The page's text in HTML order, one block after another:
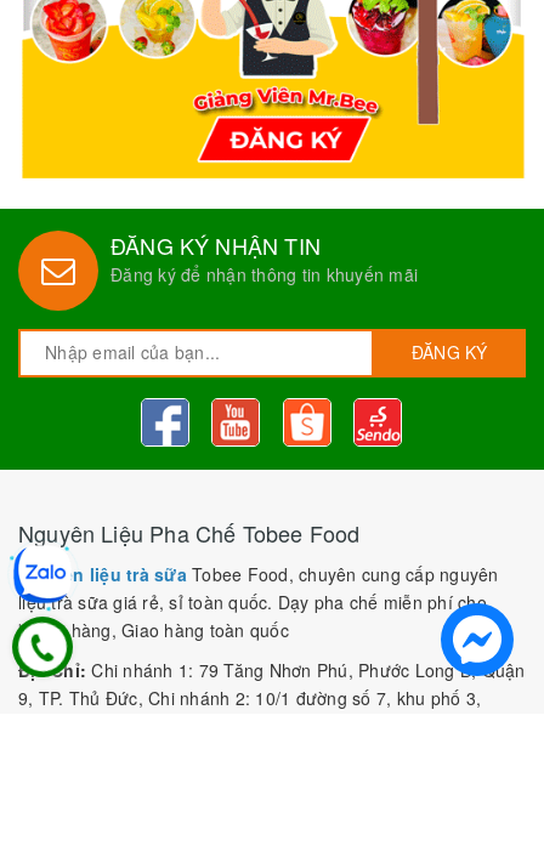
ĐĂNG KÝ NHẬN TIN
Đăng ký để nhận thông tin khuyến mãi
ĐĂNG KÝ
Nguyên Liệu Pha Chế Tobee Food
Nguyên liệu trà sữa Tobee Food, chuyên cung cấp nguyên
liệu trà sữa giá rẻ, sỉ toàn quốc. Dạy pha chế miễn phí cho
khách hàng, Giao hàng toàn quốc
Địa Chỉ: Chi nhánh 1: 79 Tăng Nhơn Phú, Phước Long B, Quận
9, TP. Thủ Đức, Chi nhánh 2: 10/1 đường số 7, khu phố 3,